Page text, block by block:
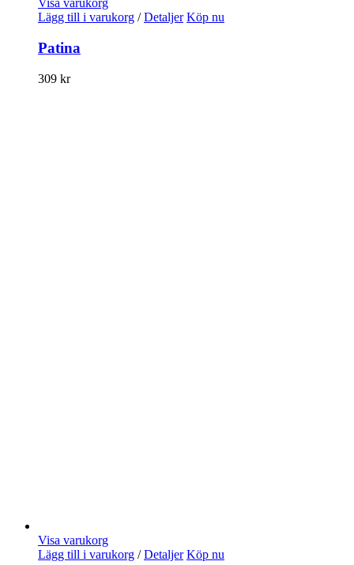
Visa varukorg
Lägg till i varukorg / Detaljer Köp nu
Patina
309 kr
Visa varukorg
Lägg till i varukorg / Detaljer Köp nu